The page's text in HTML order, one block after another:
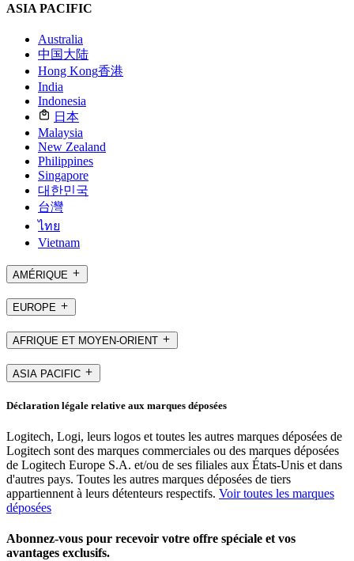
ASIA PACIFIC
Australia
中国大陆
Hong Kong香港
India
Indonesia
日本
Malaysia
New Zealand
Philippines
Singapore
대한민국
台灣
ไทย
Vietnam
AMÉRIQUE
EUROPE
AFRIQUE ET MOYEN-ORIENT
ASIA PACIFIC
Déclaration légale relative aux marques déposées
Logitech, Logi, leurs logos et toutes les autres marques déposées de
Logitech sont des marques commerciales ou des marques déposées
de Logitech Europe S.A. et/ou de ses filiales aux États-Unis et dans
d'autres pays. Toutes les autres marques déposées de tiers
appartiennent à leurs détenteurs respectifs. Voir toutes les marques
déposées
Abonnez-vous pour recevoir votre offre spéciale et vos
avantages exclusifs.